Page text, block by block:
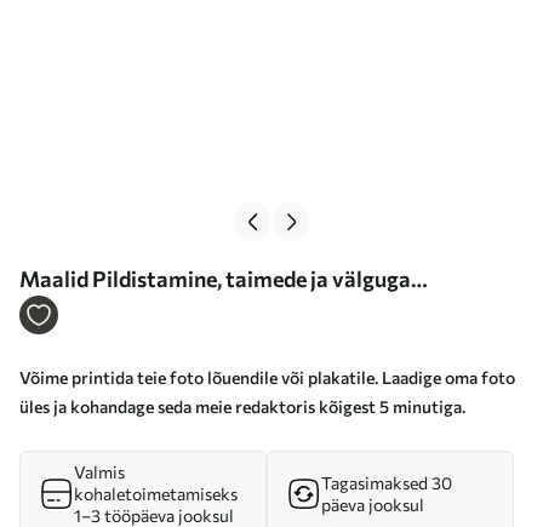
Maalid Pildistamine, taimede ja välguga
pildistamine Nr s33404
Võime printida teie foto lõuendile või plakatile. Laadige oma foto
üles ja kohandage seda meie redaktoris kõigest 5 minutiga.
Valmis
kohaletoimetamiseks
1–3 tööpäeva jooksul
Tagasimaksed 30
päeva jooksul